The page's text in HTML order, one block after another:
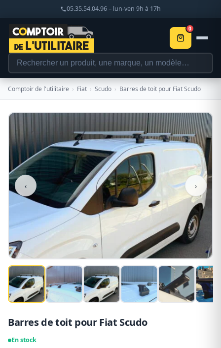
05.35.54.04.96 – lun-ven 9h à 17h
0
Comptoir de l'utilitaire › Fiat › Scudo › Barres de toit pour Fiat Scudo
‹ ›
Barres de toit pour Fiat Scudo
En stock